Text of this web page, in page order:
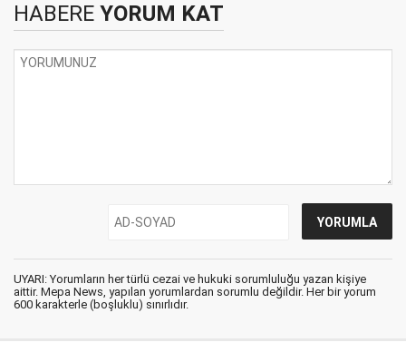
HABERE YORUM KAT
UYARI: Yorumların her türlü cezai ve hukuki sorumluluğu yazan kişiye
aittir. Mepa News, yapılan yorumlardan sorumlu değildir. Her bir yorum
600 karakterle (boşluklu) sınırlıdır.